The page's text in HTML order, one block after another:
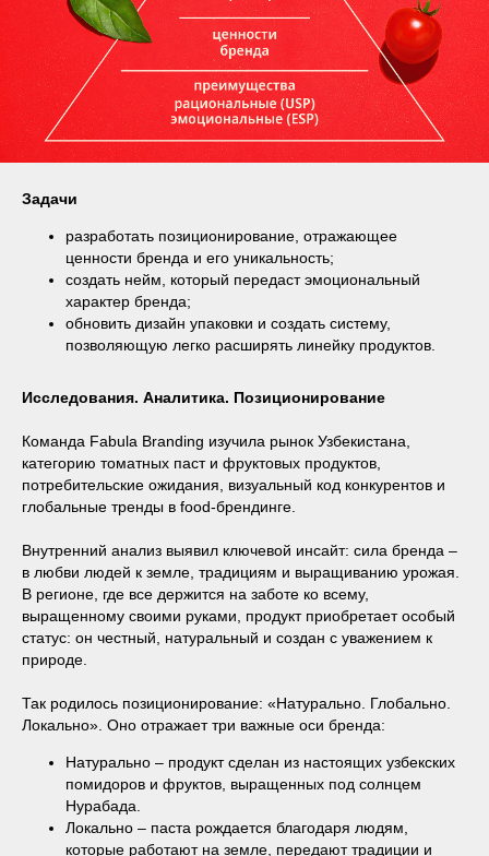
Задачи
разработать позиционирование, отражающее
ценности бренда и его уникальность;
создать нейм, который передаст эмоциональный
характер бренда;
обновить дизайн упаковки и создать систему,
позволяющую легко расширять линейку продуктов.
Исследования. Аналитика. Позиционирование
Команда Fabula Branding изучила рынок Узбекистана,
категорию томатных паст и фруктовых продуктов,
потребительские ожидания, визуальный код конкурентов и
глобальные тренды в food-брендинге.
Внутренний анализ выявил ключевой инсайт: сила бренда –
в любви людей к земле, традициям и выращиванию урожая.
В регионе, где все держится на заботе ко всему,
выращенному своими руками, продукт приобретает особый
статус: он честный, натуральный и создан с уважением к
природе.
Так родилось позиционирование: «Натурально. Глобально.
Локально». Оно отражает три важные оси бренда:
Натурально – продукт сделан из настоящих узбекских
помидоров и фруктов, выращенных под солнцем
Нурабада.
Локально – паста рождается благодаря людям,
которые работают на земле, передают традиции и